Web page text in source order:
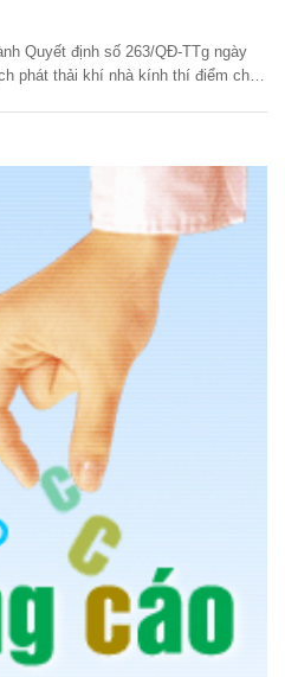
Quyết định số 263/QĐ-TTg ngày
phát thải khí nhà kính thí điểm cho